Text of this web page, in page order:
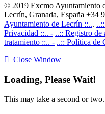
© 2019 Excmo Ayuntamiento
Lecrín, Granada, España +34
Ayuntamiento de Lecrín ::...
Privacidad ::.. - ..:: Registro de
tratamiento ::.. - ..:: Política de
Close Window
Loading, Please Wait!
This may take a second or two.